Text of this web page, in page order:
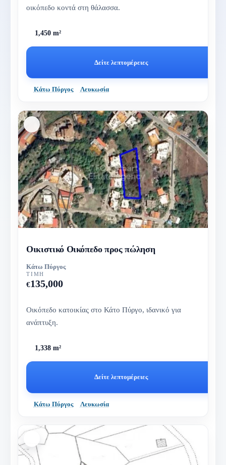
οικόπεδο κοντά στη θάλασσα.
1,450 m²
Δείτε λεπτομέρειες
Κάτω Πύργος Λευκωσία
Οικιστικό Οικόπεδο προς πώληση
Κάτω Πύργος
ΤΙΜΉ
€135,000
Οικόπεδο κατοικίας στο Κάτο Πύργο, ιδανικό για
ανάπτυξη.
1,338 m²
Δείτε λεπτομέρειες
Κάτω Πύργος Λευκωσία